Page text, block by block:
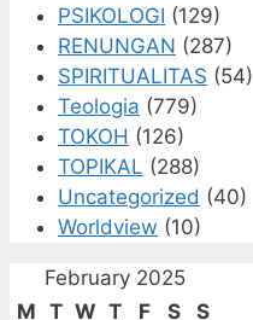
PSIKOLOGI (129)
RENUNGAN (287)
SPIRITUALITAS (54)
Teologia (779)
TOKOH (126)
TOPIKAL (288)
Uncategorized (40)
Worldview (10)
February 2025
M T W T F S
S